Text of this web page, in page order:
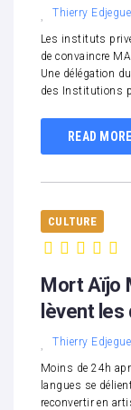
Thierry Edjegue
Les instituts
de convaincre
Une délégation
des Institutions
READ MORE
CULTURE
Mort Aïjo
lèvent
Thierry Edjegue
Moins de 24h
langues se
reconvertir en